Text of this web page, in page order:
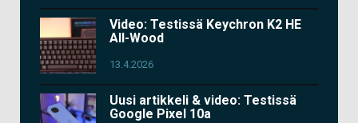
Video: Testissä Keychron K2 HE
All-Wood
13.4.2026
Uusi artikkeli & video: Testissä
Google Pixel 10a